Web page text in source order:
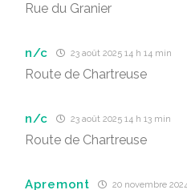
Rue du Granier
n/c 23 août 2025 14 h 14 min
Route de Chartreuse
n/c 23 août 2025 14 h 13 min
Route de Chartreuse
Apremont 20 novembre